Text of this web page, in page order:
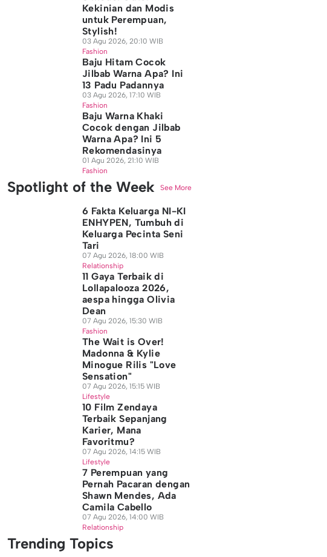
Kekinian dan Modis
untuk Perempuan,
Stylish!
03 Agu 2026, 20:10 WIB
Fashion
Baju Hitam Cocok
Jilbab Warna Apa? Ini
13 Padu Padannya
03 Agu 2026, 17:10 WIB
Fashion
Baju Warna Khaki
Cocok dengan Jilbab
Warna Apa? Ini 5
Rekomendasinya
01 Agu 2026, 21:10 WIB
Fashion
Spotlight of the Week See More
6 Fakta Keluarga NI-KI
ENHYPEN, Tumbuh di
Keluarga Pecinta Seni
Tari
07 Agu 2026, 18:00 WIB
Relationship
11 Gaya Terbaik di
Lollapalooza 2026,
aespa hingga Olivia
Dean
07 Agu 2026, 15:30 WIB
Fashion
The Wait is Over!
Madonna & Kylie
Minogue Rilis "Love
Sensation"
07 Agu 2026, 15:15 WIB
Lifestyle
10 Film Zendaya
Terbaik Sepanjang
Karier, Mana
Favoritmu?
07 Agu 2026, 14:15 WIB
Lifestyle
7 Perempuan yang
Pernah Pacaran dengan
Shawn Mendes, Ada
Camila Cabello
07 Agu 2026, 14:00 WIB
Relationship
Trending Topics